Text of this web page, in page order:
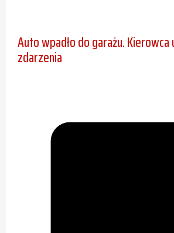
Auto wpadło do garażu. Kierowca
zdarzenia